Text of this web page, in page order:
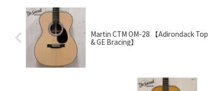
Martin CTM OM-28 【Adirondack Top
& GE Bracing】